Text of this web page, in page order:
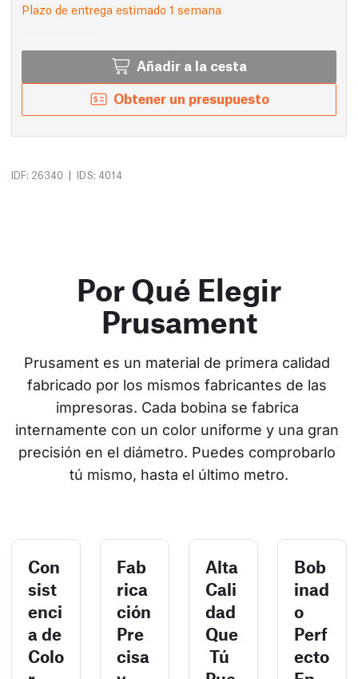
Plazo de entrega estimado 1 semana
Añadir a la cesta
Obtener un presupuesto
IDF: 26340 | IDS: 4014
Por Qué Elegir
Prusament
Prusament es un material de primera calidad
fabricado por los mismos fabricantes de las
impresoras. Cada bobina se fabrica
internamente con un color uniforme y una gran
precisión en el diámetro. Puedes comprobarlo
tú mismo, hasta el último metro.
Con
sist
enci
a de
Colo
Fab
rica
ción
Pre
cisa
Alta
Cali
dad
Que
Tú
Bob
inad
o
Perf
ecto